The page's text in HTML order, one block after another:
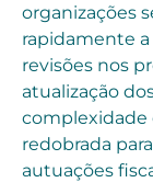
organizações
rapidamente a
revisões nos
atualização
complexidade
redobrada
autuações